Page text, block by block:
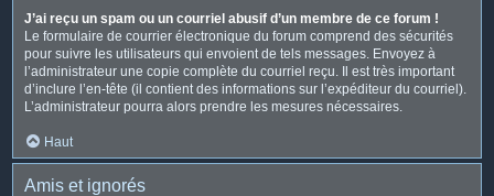
J’ai reçu un spam ou un courriel abusif d’un membre de ce forum !
Le formulaire de courrier électronique du forum comprend des sécurités
pour suivre les utilisateurs qui envoient de tels messages. Envoyez à
l’administrateur une copie complète du courriel reçu. Il est très important
d’inclure l’en-tête (il contient des informations sur l’expéditeur du courriel).
L’administrateur pourra alors prendre les mesures nécessaires.
Haut
Amis et ignorés